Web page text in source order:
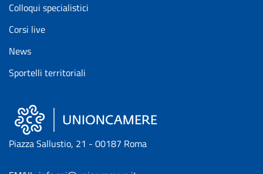
Colloqui specialistici
Corsi live
News
Sportelli territoriali
Piazza Sallustio, 21 - 00187 Roma